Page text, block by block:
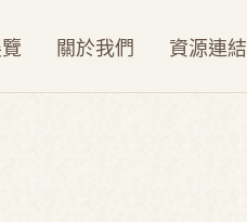
關於我們 資源連結